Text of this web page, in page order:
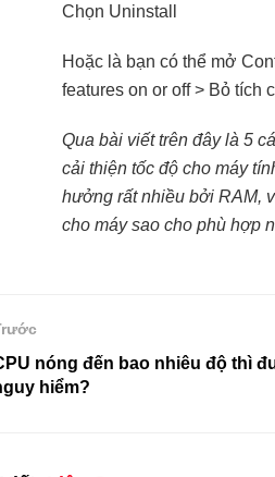
Chọn Uninstall
Hoặc là bạn có thể mở
features on or off > Bỏ tích
Qua bài viết trên đây là 5
cải thiện tốc độ cho máy
hưởng rất nhiều bởi RAM,
cho máy sao cho phù hợp
nóng đến bao nhiêu độ thì
hiểm?